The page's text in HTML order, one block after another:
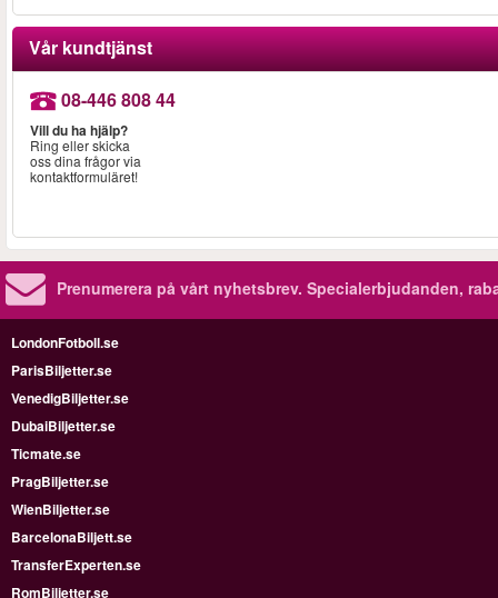
Vår kundtjänst
08-446 808 44
Vill du ha hjälp?
Ring eller skicka
oss dina frågor via
kontaktformuläret!
Prenumerera på vårt nyhetsbrev. Specialerbjudanden,
LondonFotboll.se
ParisBiljetter.se
VenedigBiljetter.se
DubaiBiljetter.se
Ticmate.se
PragBiljetter.se
WienBiljetter.se
BarcelonaBiljett.se
TransferExperten.se
RomBiljetter.se